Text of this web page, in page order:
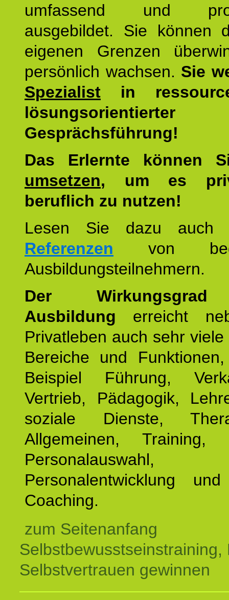
umfassend und
ausgebildet. Sie können
eigenen Grenzen
persönlich wachsen. Sie
Spezialist in
lösungsorientierter
Gesprächsführung!
Das Erlernte können
umsetzen, um es
beruflich zu nutzen!
Lesen Sie dazu
Referenzen von
Ausbildungsteilnehmern.
Der
Ausbildung erreicht
Privatleben auch sehr
Bereiche und
Beispiel Führung,
Vertrieb, Pädagogik,
soziale Dienste,
Allgemeinen, Training,
Personalauswahl,
Personalentwicklung
Coaching.
zum Seitenanfang
Selbstbewusstseinstraining,
Selbstvertrauen gewinnen